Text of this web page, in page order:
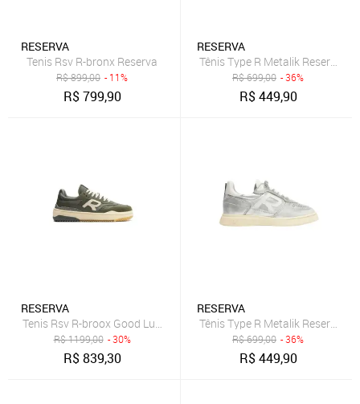
RESERVA
Tenis Rsv R-bronx Reserva
R$899,00 - 11%
R$799,90
RESERVA
Tênis Type R Metalik Reserva Go
R$699,00 - 36%
R$449,90
RESERVA
Tenis Rsv R-broox Good Luck Reserva Go
R$1199,00 - 30%
R$839,30
RESERVA
Tênis Type R Metalik Reserva Go
R$699,00 - 36%
R$449,90